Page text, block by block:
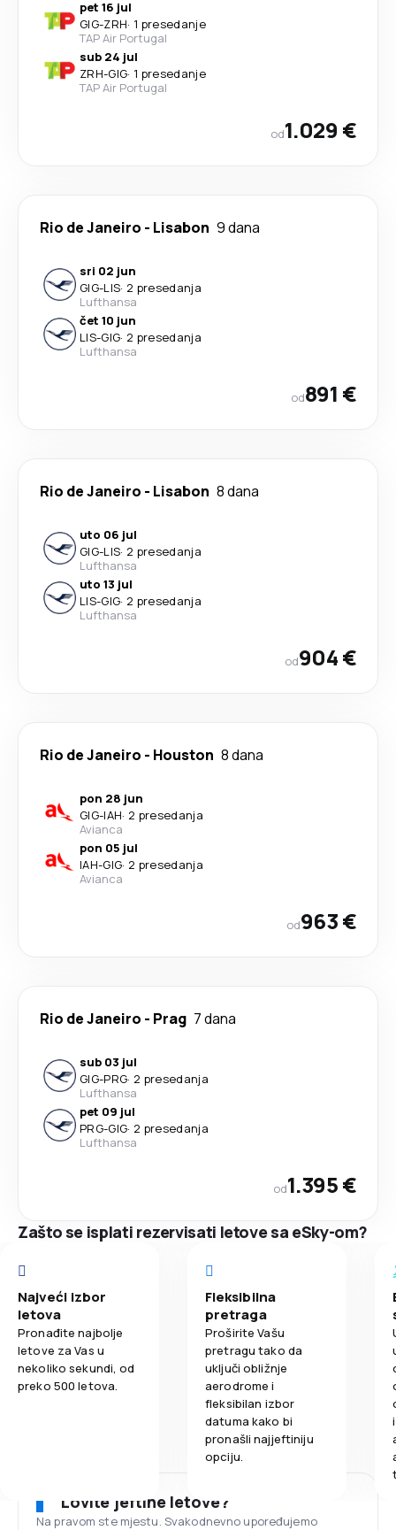
pet 16 jul
GIG-ZRH· 1 presedanje
TAP Air Portugal
sub 24 jul
ZRH-GIG· 1 presedanje
TAP Air Portugal
od1.029 €
Rio de Janeiro - Lisabon 9 dana
sri 02 jun
GIG-LIS· 2 presedanja
Lufthansa
čet 10 jun
LIS-GIG· 2 presedanja
Lufthansa
od891 €
Rio de Janeiro - Lisabon 8 dana
uto 06 jul
GIG-LIS· 2 presedanja
Lufthansa
uto 13 jul
LIS-GIG· 2 presedanja
Lufthansa
od904 €
Rio de Janeiro - Houston 8 dana
pon 28 jun
GIG-IAH· 2 presedanja
Avianca
pon 05 jul
IAH-GIG· 2 presedanja
Avianca
od963 €
Rio de Janeiro - Prag 7 dana
sub 03 jul
GIG-PRG· 2 presedanja
Lufthansa
pet 09 jul
PRG-GIG· 2 presedanja
Lufthansa
od1.395 €
Zašto se isplati rezervisati letove sa eSky-om?
Najveći izbor
letova
Pronađite najbolje
letove za Vas u
nekoliko sekundi, od
preko 500 letova.
Fleksibilna
pretraga
Proširite Vašu
pretragu tako da
uključi obližnje
aerodrome i
fleksibilan izbor
datuma kako bi
pronašli najjeftiniju
opciju.
Lovite jeftine letove?
Na pravom ste mjestu. Svakodnevno upoređujemo